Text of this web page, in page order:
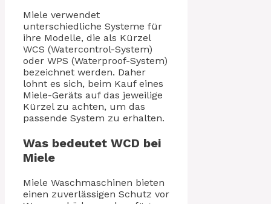
Miele verwendet
unterschiedliche Systeme für
ihre Modelle, die als Kürzel
WCS (Watercontrol-System)
oder WPS (Waterproof-System)
bezeichnet werden. Daher
lohnt es sich, beim Kauf eines
Miele-Geräts auf das jeweilige
Kürzel zu achten, um das
passende System zu erhalten.
Was bedeutet WCD bei
Miele
Miele Waschmaschinen bieten
einen zuverlässigen Schutz vor